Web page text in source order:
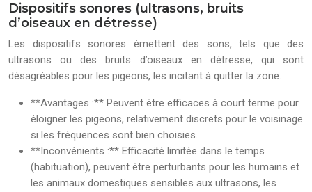
Dispositifs sonores (ultrasons, bruits
d’oiseaux en détresse)
Les dispositifs sonores émettent des sons, tels que des
ultrasons ou des bruits d’oiseaux en détresse, qui sont
désagréables pour les pigeons, les incitant à quitter la zone.
**Avantages :** Peuvent être efficaces à court terme pour
éloigner les pigeons, relativement discrets pour le voisinage
si les fréquences sont bien choisies.
**Inconvénients :** Efficacité limitée dans le temps
(habituation), peuvent être perturbants pour les humains et
les animaux domestiques sensibles aux ultrasons, les